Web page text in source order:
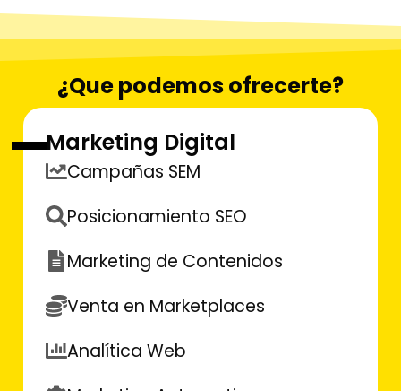
¿Que podemos ofrecerte?
Marketing Digital
Campañas SEM
Posicionamiento SEO
Marketing de Contenidos
Venta en Marketplaces
Analítica Web